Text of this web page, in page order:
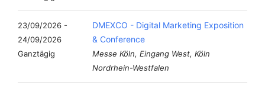
23/09/2026 -
24/09/2026
Ganztägig
DMEXCO - Digital Marketing Exposition
& Conference
Messe Köln, Eingang West, Köln
Nordrhein-Westfalen